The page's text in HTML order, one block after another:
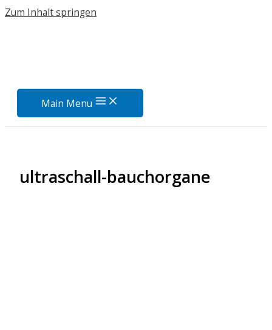
Zum Inhalt springen
Main Menu
ultraschall-bauchorgane